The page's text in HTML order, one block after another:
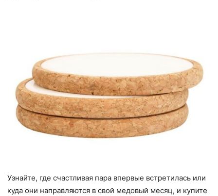
Узнайте, где счастливая пара впервые встретилась или
куда они направляются в свой медовый месяц, и купите